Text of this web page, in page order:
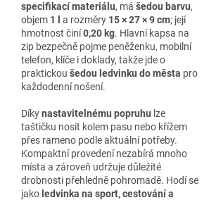
specifikací materiálu, má šedou barvu,
objem 1 l a rozměry 15 × 27 × 9 cm; její
hmotnost činí0,20 kg. Hlavní kapsa na
zip bezpečně pojme peněženku, mobilní
telefon, klíče i doklady, takže jde o
praktickou šedou ledvinku do města pro
každodenní nošení.
Díkynastavitelnému popruhu lze
taštičku nosit kolem pasu nebo křížem
přes rameno podle aktuální potřeby.
Kompaktní provedení nezabírá mnoho
místa a zároveň udržuje důležité
drobnosti přehledně pohromadě. Hodí se
jako ledvinka na sport, cestování a